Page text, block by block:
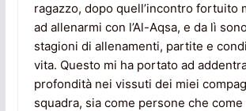
ragazzo, dopo quell’incontro fortuito
ad allenarmi con l’Al-Aqsa, e da lì
stagioni di allenamenti, partite e
vita. Questo mi ha portato ad
profondità nei vissuti dei miei
squadra, sia come persone che